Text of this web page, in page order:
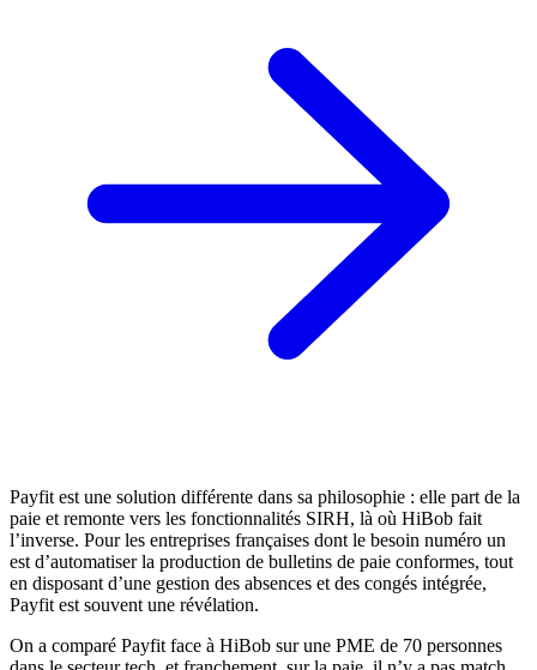
Payfit est une solution différente dans sa philosophie : elle part de la
paie et remonte vers les fonctionnalités SIRH, là où HiBob fait
l’inverse. Pour les entreprises françaises dont le besoin numéro un
est d’automatiser la production de bulletins de paie conformes, tout
en disposant d’une gestion des absences et des congés intégrée,
Payfit est souvent une révélation.
On a comparé Payfit face à HiBob sur une PME de 70 personnes